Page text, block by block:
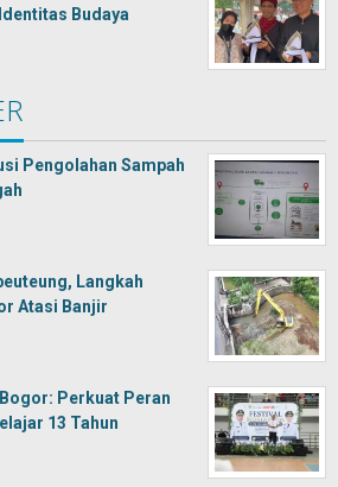
Budaya
Pengolahan Sampah
Langkah
Atasi Banjir
Perkuat Peran
13 Tahun